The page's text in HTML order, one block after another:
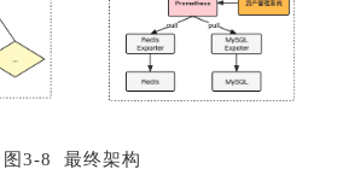
图3-8 最终架构